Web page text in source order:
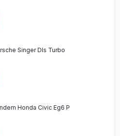
Singer Dls Turbo
Honda Civic Eg6 P